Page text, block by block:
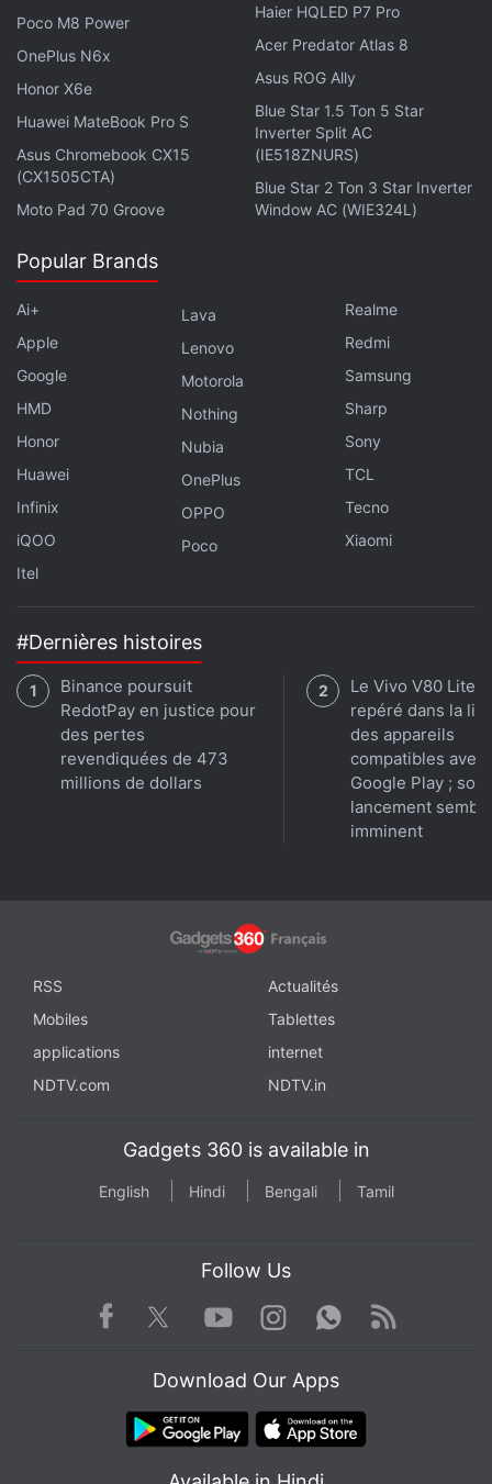
En parallèle, des fuites suggèrent que le Nothing
Phone 3 pourrait bénéficier d'un design revu, d'un
nouveau processeur Qualcomm Snapdragon de
série 8 et d'un affichage OLED plus lumineux. Le
smartphone conserverait l'interface Glyph,
caractéristique de la marque, mais pourrait intégrer
davantage de fonctionnalités personnalisables.
Le lancement conjoint du Nothing Phone 3 et du
Headphone 1 le 1er juillet marquerait une étape
marque.
La présentation officielle est prévue lors d'un
événement en ligne diffusé sur les canaux sociaux
de Nothing. À cette occasion, la marque devrait
dévoiler non seulement les caractéristiques
techniques complètes de ses nouveaux produits,
mais aussi sa feuille de route pour les mois à venir.
Poco M8 Power
OnePlus N6x
Honor X6e
Huawei MateBook Pro S
Asus Chromebook CX15
(CX1505CTA)
Moto Pad 70 Groove
Haier HQLED P7 Pro
Acer Predator Atlas 8
Asus ROG Ally
Blue Star 1.5 Ton 5 Star
Inverter Split AC
(IE518ZNURS)
Blue Star 2 Ton 3 Star Inverter
Window AC (WIE324L)
Popular Brands
Ai+
Apple
Google
HMD
Honor
Huawei
Infinix
iQOO
Itel
Lava
Lenovo
Motorola
Nothing
Nubia
OnePlus
OPPO
Poco
Realme
Redmi
Samsung
Sharp
Sony
TCL
Tecno
Xiaomi
#Dernières histoires
Binance poursuit
RedotPay en justice pour
des pertes
revendiquées de 473
millions de dollars
Le Vivo V80 Lite
repéré dans la
des appareils
compatibles avec
Google Play ; son
lancement semble
imminent
RSS
Actualités
Mobiles
Tablettes
applications
internet
NDTV.com
NDTV.in
Gadgets 360 is available in
English Hindi Bengali Tamil
Follow Us
Facebook TwitterYoutube
Instagram WhatsApp
Rss
Download Our Apps